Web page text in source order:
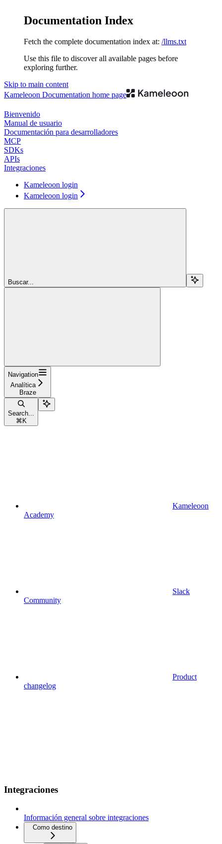
Documentation Index
Fetch the complete documentation index at: /llms.txt
Use this file to discover all available pages before
exploring further.
Skip to main content
Kameleoon Documentation home page
Bienvenido
Manual de usuario
Documentación para desarrolladores
MCP
SDKs
APIs
Integraciones
Kameleoon login
Kameleoon login
Buscar...
Navigation
Analítica
Braze
Search...
⌘ K
Kameleoon
Academy
Slack
Community
Product
changelog
Integraciones
Información general sobre integraciones
Como destino